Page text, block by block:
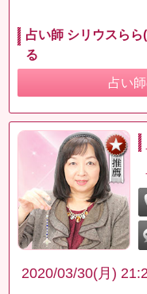
占い師 シリウスら
る
占い
2020/03/30(月)